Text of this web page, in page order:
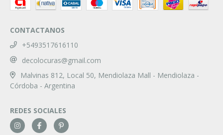
CONTACTANOS
+5493517616110
decolocuras@gmail.com
Malvinas 812, Local 50, Mendiolaza Mall - Mendiolaza -
Córdoba - Argentina
REDES SOCIALES